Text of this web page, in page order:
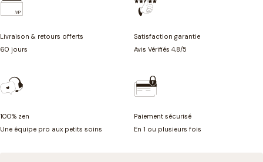
Livraison & retours offerts
60 jours
Satisfaction garantie
Avis Vérifiés 4,8/5
100% zen
Une équipe pro aux petits soins
Paiement sécurisé
En 1 ou plusieurs fois